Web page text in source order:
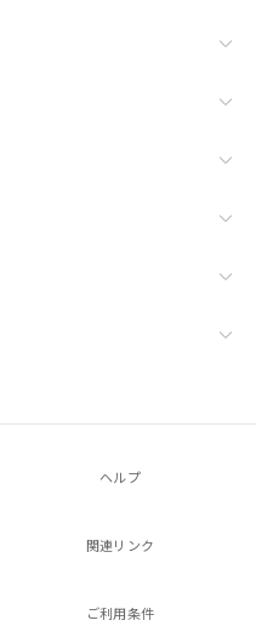
ヘルプ
関連リンク
ご利用条件